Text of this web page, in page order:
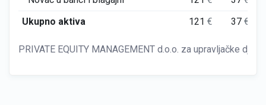
Ukupno aktiva
121€ 37€
PRIVATE EQUITY MANAGEMENT d.o.o. za upravljačke